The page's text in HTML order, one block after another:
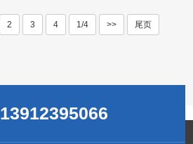
2 3 4 1/4 >> 尾页
13912395066